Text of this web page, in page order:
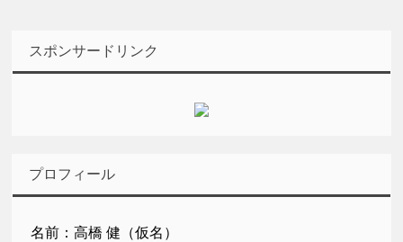
スポンサードリンク
プロフィール
名前：高橋 健（仮名）